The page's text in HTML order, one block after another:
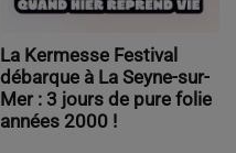
La Kermesse Festival
débarque à La Seyne-sur-
Mer : 3 jours de pure folie
années 2000 !